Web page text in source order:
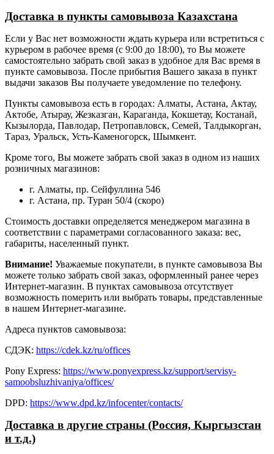
Доставка в пункты самовывоза Казахстана
Если у Вас нет возможности ждать курьера или встретиться с
курьером в рабочее время (с 9:00 до 18:00), то Вы можете
самостоятельно забрать свой заказ в удобное для Вас время в
пункте самовывоза. После прибытия Вашего заказа в пункт
выдачи заказов Вы получаете уведомление по телефону.
Пункты самовывоза есть в городах: Алматы, Астана, Актау,
Актобе, Атырау, Жезказган, Караганда, Кокшетау, Костанай,
Кызылорда, Павлодар, Петропавловск, Семей, Талдыкорган,
Тараз, Уральск, Усть-Каменогорск, Шымкент.
Кроме того, Вы можете забрать свой заказ в одном из наших
розничных магазинов:
г. Алматы, пр. Сейфуллина 546
г. Астана, пр. Туран 50/4 (скоро)
Стоимость доставки определяется менеджером магазина в
соответствии с параметрами согласованного заказа: вес,
габариты, населенный пункт.
Внимание! Уважаемые покупатели, в пункте самовывоза Вы
можете только забрать свой заказ, оформленный ранее через
Интернет-магазин. В пунктах самовывоза отсутствует
возможность померить или выбрать товары, представленные
в нашем Интернет-магазине.
Адреса пунктов самовывоза:
СДЭК: https://cdek.kz/ru/offices
Pony Express: https://www.ponyexpress.kz/support/servisy-
samoobsluzhivaniya/offices/
DPD: https://www.dpd.kz/infocenter/contacts/
Доставка в другие страны (Россия, Кыргызстан
и т.д.)